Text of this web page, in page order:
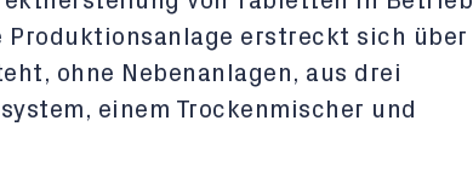
Produktionsanlage erstreckt sich über
ohne Nebenanlagen, aus drei
einem Trockenmischer und